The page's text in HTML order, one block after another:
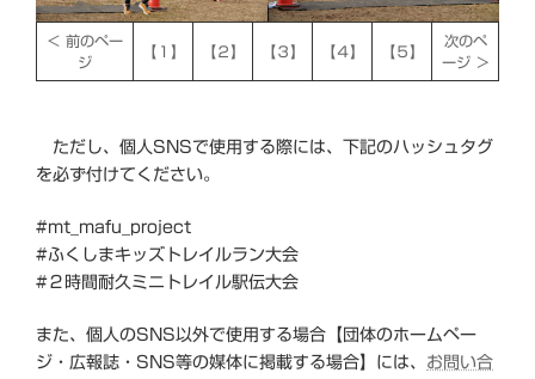
＜ 前のペー
ジ
【１】 【２】 【３】 【４】 【５】
次のペ
ージ ＞
ただし、個人SNSで使用する際には、下記のハッシュタグ
を必ず付けてください。
#mt_mafu_project
#ふくしまキッズトレイルラン大会
#２時間耐久ミニトレイル駅伝大会
また、個人のSNS以外で使用する場合【団体のホームペー
ジ・広報誌・SNS等の媒体に掲載する場合】には、 お問い合